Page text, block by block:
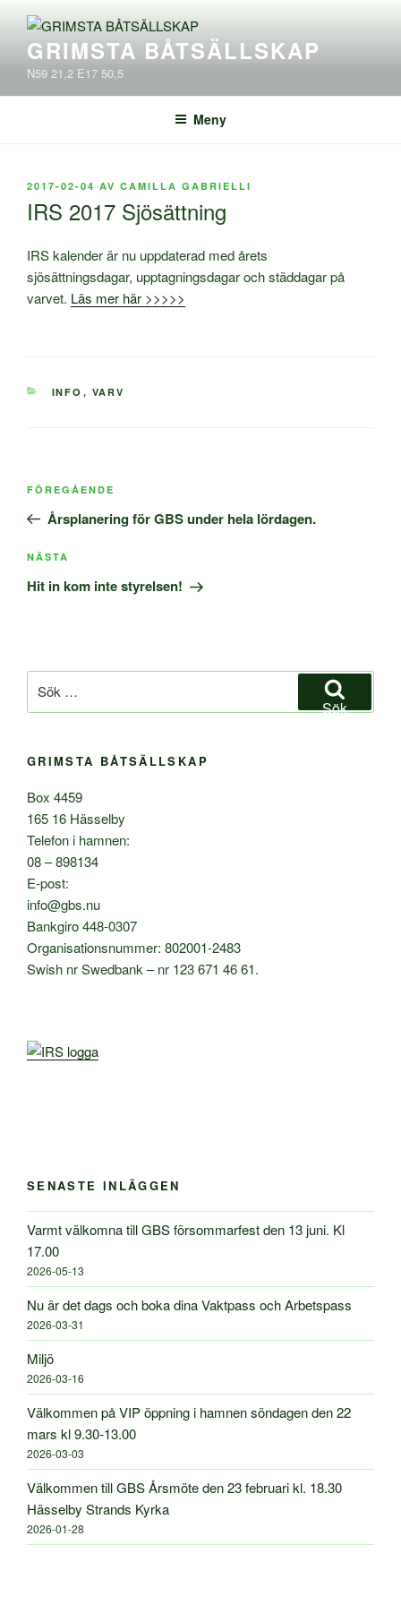
innehållGRIMSTA BÅTSÄLLSKAP
N59 21,2 E17 50,5
Meny
PUBLICERAT
2017-02-04 AV CAMILLA GABRIELLI
IRS 2017 Sjösättning
IRS kalender är nu uppdaterad med årets
sjösättningsdagar, upptagningsdagar och städdagar på
varvet. Läs mer här >>>>>
KATEGORIER
INFO , VARV
Inläggsnavigering
Föregående
inlägg
FÖREGÅENDE
Årsplanering för GBS under hela lördagen.
Nästa
inlägg
NÄSTA
Hit in kom inte styrelsen!
efter:
Sök
GRIMSTA BÅTSÄLLSKAP
Box 4459
165 16 Hässelby
Telefon i hamnen:
08 – 898134
E-post:
info@gbs.nu
Bankgiro 448-0307
Organisationsnummer: 802001-2483
Swish nr Swedbank – nr 123 671 46 61.
SENASTE INLÄGGEN
Varmt välkomna till GBS försommarfest den 13 juni. Kl
17.00
2026-05-13
Nu är det dags och boka dina Vaktpass och Arbetspass
2026-03-31
Miljö
2026-03-16
Välkommen på VIP öppning i hamnen söndagen den 22
mars kl 9.30-13.00
2026-03-03
Välkommen till GBS Årsmöte den 23 februari kl. 18.30
Hässelby Strands Kyrka
2026-01-28